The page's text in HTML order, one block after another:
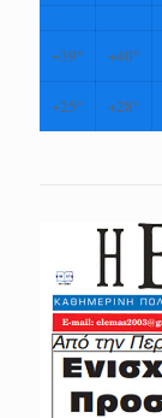
+39° +40°
+25° +28°